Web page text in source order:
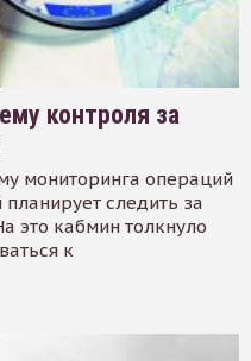
контроля за
мониторинга операций
следить за
это кабмин толкнуло
к